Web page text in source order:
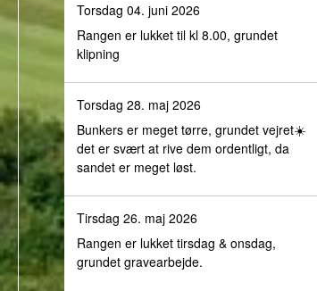
Torsdag 04. juni 2026
Rangen er lukket til kl 8.00, grundet
klipning
Torsdag 28. maj 2026
Bunkers er meget tørre, grundet vejret☀️
det er svært at rive dem ordentligt, da
sandet er meget løst.
Tirsdag 26. maj 2026
Rangen er lukket tirsdag & onsdag,
grundet gravearbejde.